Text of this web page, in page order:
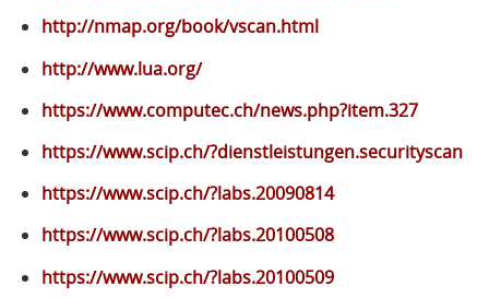
http://nmap.org/book/vscan.html
http://www.lua.org/
https://www.computec.ch/news.php?item.327
https://www.scip.ch/?dienstleistungen.securityscan
https://www.scip.ch/?labs.20090814
https://www.scip.ch/?labs.20100508
https://www.scip.ch/?labs.20100509